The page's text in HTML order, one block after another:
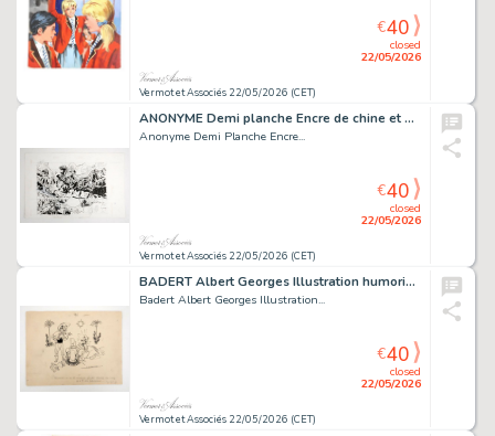
Vermot et Associés 22/05/2026 (CET)
closed
22/05/2026
€40
ANONYME Demi planche Encre de chine et Mine de plomb 33...
Anonyme Demi Planche Encre...
Vermot et Associés 22/05/2026 (CET)
closed
22/05/2026
€40
BADERT Albert Georges Illustration humoristique Encre...
Badert Albert Georges Illustration...
Vermot et Associés 22/05/2026 (CET)
closed
22/05/2026
€40